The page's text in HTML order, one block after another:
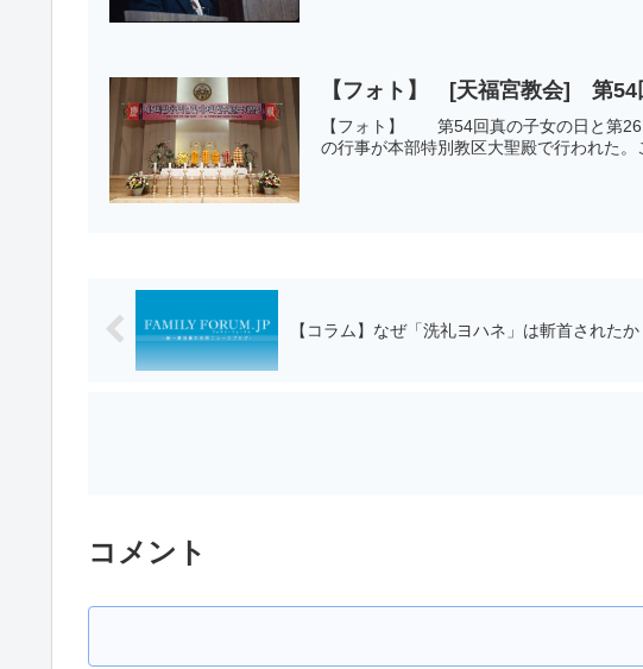
【フォト】 [天福宮教会] 第54
【フォト】 第54回真の子女の日と第26
の行事が本部特別教区大聖殿で行われた。
【コラム】なぜ「洗礼ヨハネ」は斬首されたか
コメント